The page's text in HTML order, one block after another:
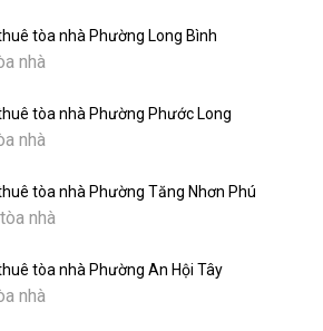
tòa nhà Phường Long Bình
nhà
tòa nhà Phường Phước Long
nhà
tòa nhà Phường Tăng Nhơn Phú
nhà
tòa nhà Phường An Hội Tây
nhà